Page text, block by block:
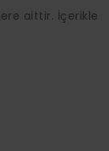
aittir. İçerikle